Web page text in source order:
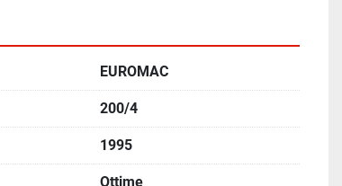
EUROMAC
200/4
1995
Ottime